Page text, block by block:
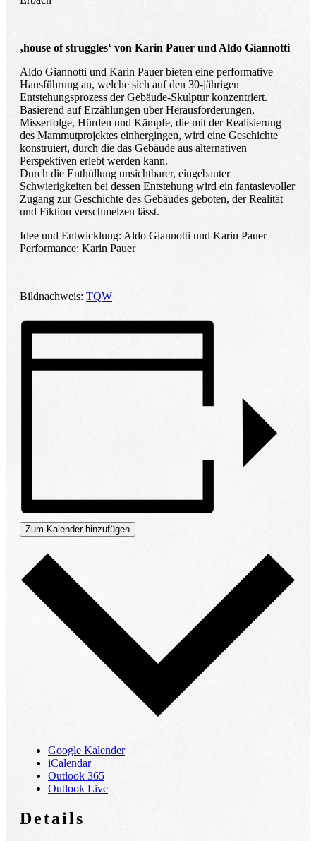
‚house of struggles‘ von Karin Pauer und Aldo Giannotti
Aldo Giannotti und Karin Pauer bieten eine performative
Hausführung an, welche sich auf den 30-jährigen
Entstehungsprozess der Gebäude-Skulptur konzentriert.
Basierend auf Erzählungen über Herausforderungen,
Misserfolge, Hürden und Kämpfe, die mit der Realisierung
des Mammutprojektes einhergingen, wird eine Geschichte
konstruiert, durch die das Gebäude aus alternativen
Perspektiven erlebt werden kann.
Durch die Enthüllung unsichtbarer, eingebauter
Schwierigkeiten bei dessen Entstehung wird ein fantasievoller
Zugang zur Geschichte des Gebäudes geboten, der Realität
und Fiktion verschmelzen lässt.
Idee und Entwicklung: Aldo Giannotti und Karin Pauer
Performance: Karin Pauer
Bildnachweis: TQW
Zum Kalender hinzufügen
Google Kalender
iCalendar
Outlook 365
Outlook Live
Details